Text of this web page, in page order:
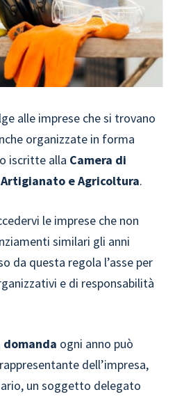
alle imprese che si trovano
organizzate in forma
iscritte alla Camera di
e Agricoltura.
le imprese che non
similari gli anni
da questa regola l’asse per
e di responsabilità
ogni anno può
dell’impresa,
un soggetto delegato